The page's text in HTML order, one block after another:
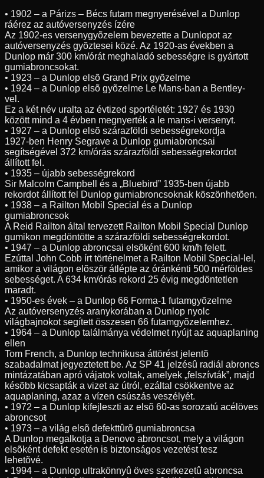
• 1902 – a Párizs – Bécs futam megnyerésével a Dunlop
ráérez az autóversenyzés ízére
Az 1902-es versenygyõzelem bevezette a Dunlopot az
autóversenyzés gyõztesei közé. Az 1920-as években a
Dunlop már 300 km/órát meghaladó sebességre is gyártott
gumiabroncsokat.
• 1923 – a Dunlop elsõ Grand Prix gyõzelme
• 1924 – a Dunlop elsõ gyõzelme Le Mans-ban a Bentley-
vel.
Ez a két név uralta az évtized sportéletét: 1927 és 1930
között mind a 4 évben megnyerték a le mans-i versenyt.
• 1927 – a Dunlop elsõ szárazföldi sebességrekordja
1927-ben Henry Segrave a Dunlop gumiabroncsai
segítségével 372 km/órás szárazföldi sebességrekordot
állított fel.
• 1935 – újabb sebességrekord
Sir Malcolm Campbell és a „Bluebird” 1935-ben újabb
rekordot állított fel Dunlop gumiabroncsoknak köszönhetõen.
• 1938 – a Railton Mobil Special és a Dunlop
gumiabroncsok
A Reid Railton által tervezett Railton Mobil Special Dunlop
gumikon megdöntötte a szárazföldi sebességrekordot.
• 1947 – a Dunlop abroncsai elsõként 600 km/h felett.
Ezúttal John Cobb írt történelmet a Railton Mobil Special-lel,
amikor a világon elõször átlépte az óránkénti 500 mérföldes
sebességet. A 634 km/órás rekord 25 évig megdöntetlen
maradt.
• 1950-es évek – a Dunlop 66 Forma-1 futamgyõzelme
Az autóversenyzés aranykorában a Dunlop nyolc
világbajnokot segített összesen 66 futamgyõzelemhez.
• 1964 – a Dunlop találmánya védelmet nyújt az aquaplaning
ellen
Tom French, a Dunlop technikusa áttörést jelentõ
szabadalmat jegyeztetett be. Az SP 41 jelzésû radiál abroncs
mintázatában apró vájatok voltak, amelyek „felszívták”, majd
késõbb kicsapták a vizet az útról, ezáltal csökkentve az
aquaplaning, azaz a vízen csúszás veszélyét.
• 1972 – a Dunlop kifejleszti az elsõ 60-as sorozatú acélöves
abroncsot
• 1973 – a világ elsõ defekttûrõ gumiabroncsa
A Dunlop megalkotja a Denovo abroncsot, mely a világon
elsõként defekt esetén is biztonságos vezetést tesz
lehetõvé.
• 1994 – a Dunlop ultrakönnyû öves szerkezetû abroncsa